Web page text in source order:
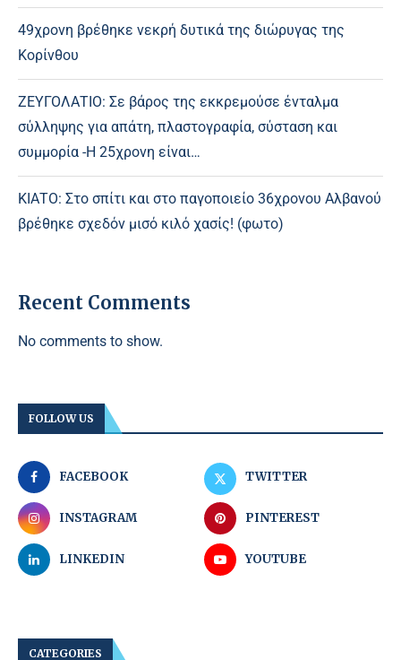
49χρονη βρέθηκε νεκρή δυτικά της διώρυγας της
Κορίνθου
ΖΕΥΓΟΛΑΤΙΟ: Σε βάρος της εκκρεμούσε ένταλμα
σύλληψης για απάτη, πλαστογραφία, σύσταση και
συμμορία -Η 25χρονη είναι…
ΚΙΑΤΟ: Στο σπίτι και στο παγοποιείο 36χρονου Αλβανού
βρέθηκε σχεδόν μισό κιλό χασίς! (φωτο)
Recent Comments
No comments to show.
FOLLOW US
FACEBOOK TWITTER
INSTAGRAM PINTEREST
LINKEDIN YOUTUBE
CATEGORIES